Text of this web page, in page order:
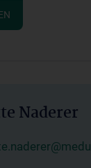
Naderer